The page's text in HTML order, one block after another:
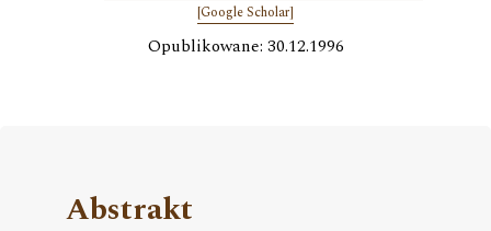
[Google Scholar]
Opublikowane: 30.12.1996
Abstrakt